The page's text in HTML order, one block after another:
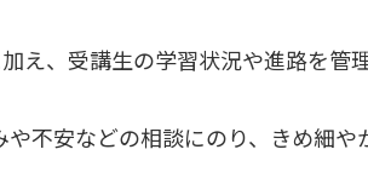
え、受講生の学習状況や進路を管
不安などの相談にのり、きめ細や